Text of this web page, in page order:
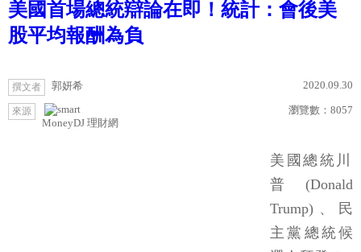
美國首場總統辯論在即！統計：會後美
股平均報酬為負
撰文者 郭妍希 2020.09.30
來源
MoneyDJ 理財網
瀏覽數： 8057
美國總統川
普(Donald
Trump)、民
主黨總統候